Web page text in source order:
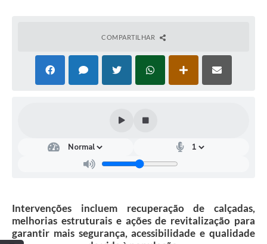
COMPARTILHAR
Intervenções incluem recuperação de calçadas,
melhorias estruturais e ações de revitalização para
garantir mais segurança, acessibilidade e qualidade